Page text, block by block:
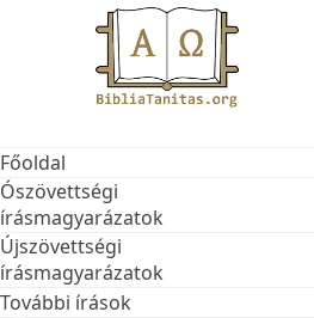
Főoldal
Ószövettségi
írásmagyarázatok
Újszövettségi
írásmagyarázatok
További írások